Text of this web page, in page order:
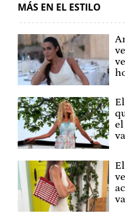
MÁS EN EL ESTILO
el